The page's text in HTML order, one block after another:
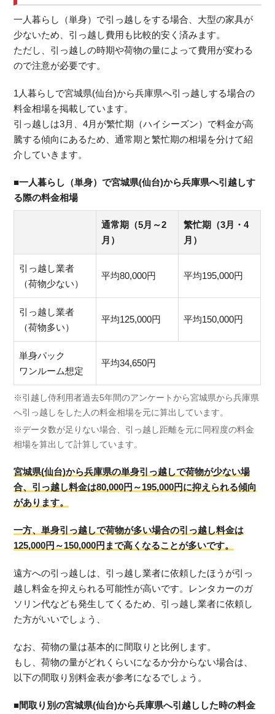
一人暮らし（単身）で引っ越しをする場合、大型の家具が
少ないため、引っ越し費用も比較的安く済みます。
ただし、引っ越しの時期や荷物の量によって費用が変わる
ので注意が必要です。
1人暮らしで宮城県(仙台)から兵庫県へ引っ越しする場合の
料金相場を掲載しています。
引っ越しは3月、4月が繁忙期（ハイシーズン）で料金が高
騰する傾向にあるため、通常期と繁忙期の相場を分けて紹
介していきます。
■一人暮らし（単身）で宮城県(仙台)から兵庫県へ引越しす
る際の料金相場
通常期（5月～2
月）
繁忙期（3月・4
月）
引っ越し業者
（荷物少ない）
平均80,000円 平均195,000円
引っ越し業者
（荷物多い）
平均125,000円 平均150,000円
単身パック
ワンルーム想定
平均34,650円
※引越し侍利用者過去5年間のアンケートから宮城県から兵庫県
へ引っ越しをした人の料金相場を元に算出しています。
※データ数が足りない場合、引っ越し距離を元に同程度の料金
相場を算出して計算しています。
宮城県(仙台)から兵庫県の単身引っ越しで荷物が少ない場
合、引っ越し料金は80,000円～195,000円に抑えられる傾向
があります。
一方、単身引っ越しで荷物が多い場合の引っ越し料金は
125,000円～150,000円まで高くなることが多いです。
遠方への引っ越しは、引っ越し業者に依頼したほうが引っ
越し料金を抑えられる可能性が高いです。レンタカーのガ
ソリン代なども発生してくるため、引っ越し業者に依頼し
た方がいいでしょう、
なお、荷物の量は基本的に間取りと比例します。
もし、荷物の量がどれくらいになるか分からない場合は、
以下の間取り別料金表が参考になるでしょう。
■間取り別の宮城県(仙台)から兵庫県へ引越しした時の料金